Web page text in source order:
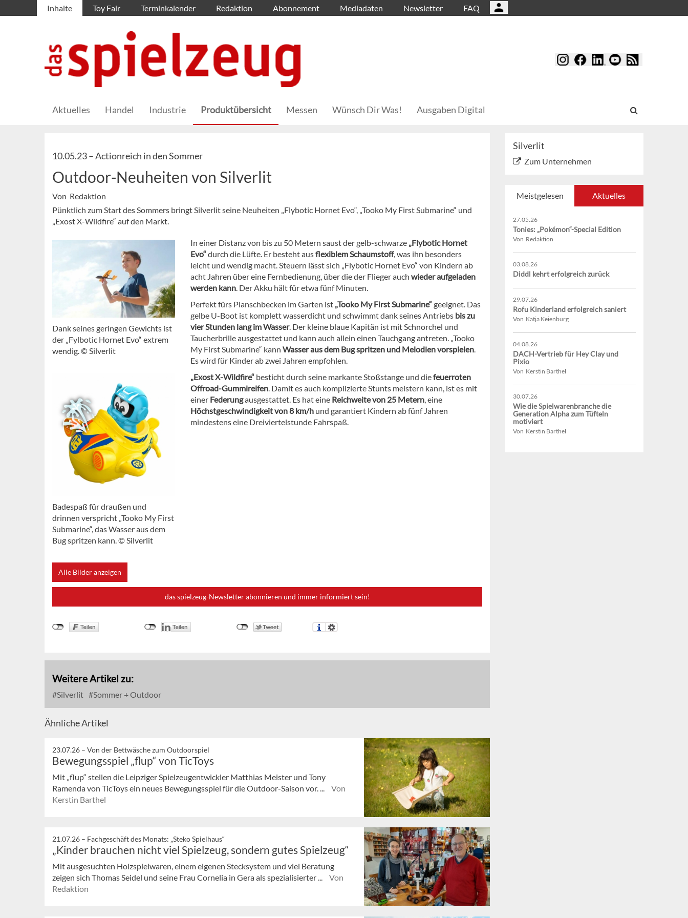
Inhalte Toy Fair Terminkalender Redaktion Abonnement Mediadaten Newsletter FAQ
Aktuelles Handel Industrie Produktübersicht Messen Wünsch Dir Was! Ausgaben Digital
10.05.23 –Actionreich in den Sommer
Outdoor-Neuheiten von Silverlit
Von Redaktion
Pünktlich zum Start des Sommers bringt Silverlit seine Neuheiten „Flybotic Hornet Evo“, „Tooko My First Submarine“ und
„Exost X-Wildfire“ auf den Markt.
Dank seines geringen Gewichts ist
der „Fylbotic Hornet Evo“ extrem
wendig. © Silverlit
Badespaß für draußen und
drinnen verspricht „Tooko My First
Submarine“, das Wasser aus dem
Bug spritzen kann. © Silverlit
Alle Bilder anzeigen
In einer Distanz von bis zu 50 Metern saust der gelb-schwarze „Flybotic Hornet
Evo“durch die Lüfte. Er besteht ausflexiblem Schaumstoff, was ihn besonders
leicht und wendig macht. Steuern lässt sich „Flybotic Hornet Evo“ von Kindern ab
acht Jahren über eine Fernbedienung, über die der Flieger auch wieder aufgeladen
werden kann. Der Akku hält für etwa fünf Minuten.
Perfekt fürs Planschbecken im Garten ist „Tooko My First Submarine“geeignet. Das
gelbe U-Boot ist komplett wasserdicht und schwimmt dank seines Antriebs bis zu
vier Stunden lang im Wasser. Der kleine blaue Kapitän ist mit Schnorchel und
Taucherbrille ausgestattet und kann auch allein einen Tauchgang antreten. „Tooko
My First Submarine“ kann Wasser aus dem Bug spritzen und Melodien vorspielen.
Es wird für Kinder ab zwei Jahren empfohlen.
„Exost X-Wildfire“ besticht durch seine markante Stoßstange und diefeuerroten
Offroad-Gummireifen. Damit es auch komplizierte Stunts meistern kann, ist es mit
einer Federungausgestattet. Es hat eine Reichweite von 25 Metern, eine
Höchstgeschwindigkeit von 8 km/h und garantiert Kindern ab fünf Jahren
mindestens eine Dreiviertelstunde Fahrspaß.
das spielzeug-Newsletter abonnieren und immer informiert sein!
Weitere Artikel zu:
Silverlit Sommer + Outdoor
Ähnliche Artikel
23.07.26 – Von der Bettwäsche zum Outdoorspiel
Bewegungsspiel „flup“ von TicToys
Mit „flup“ stellen die Leipziger Spielzeugentwickler Matthias Meister und Tony
Ramenda von TicToys ein neues Bewegungsspiel für die Outdoor-Saison vor. ...
Von
Kerstin Barthel
21.07.26 – Fachgeschäft des Monats: „Steko Spielhaus“
„Kinder brauchen nicht viel Spielzeug, sondern gutes Spielzeug“
Mit ausgesuchten Holzspielwaren, einem eigenen Stecksystem und viel Beratung
zeigen sich Thomas Seidel und seine Frau Cornelia in Gera als spezialisierter ...
Von
Redaktion
Silverlit
Zum Unternehmen
Meistgelesen Aktuelles
27.05.26
Tonies: „Pokémon“-Special Edition
Von Redaktion
03.08.26
Diddl kehrt erfolgreich zurück
29.07.26
Rofu Kinderland erfolgreich saniert
Von Katja Keienburg
04.08.26
DACH-Vertrieb für Hey Clay und
Pixio
Von Kerstin Barthel
30.07.26
Wie die Spielwarenbranche die
Generation Alpha zum Tüfteln
motiviert
Von Kerstin Barthel